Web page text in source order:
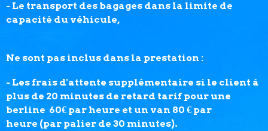
- Le transport des bagages dans la limite de
capacité du véhicule,
Ne sont pas inclus dans la prestation :
- Les frais d'attente supplémentaire si le client à
plus de 20 minutes de retard tarif pour une
berline 60€ par heure et un van 80 € par
heure (par palier de 30 minutes).